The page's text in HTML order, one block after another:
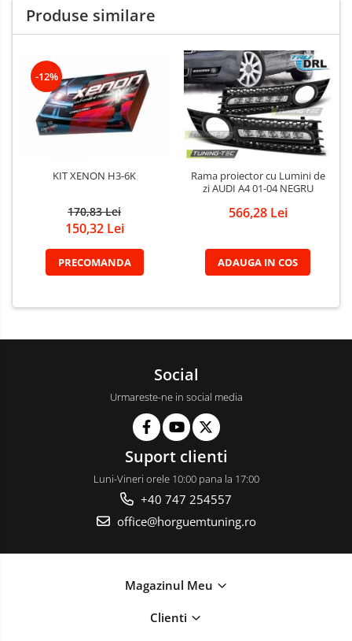
Produse similare
-12%
KIT XENON H3-6K
170,83 Lei
150,32 Lei
PRECOMANDA
Rama proiector cu Lumini de
zi AUDI A4 01-04 NEGRU
566,28 Lei
ADAUGA IN COS
Social
Urmareste-ne in social media
Suport clienti
Luni-Vineri orele 10:00 pana la 17:00
+40 747 254557
office@horguemtuning.ro
Magazinul Meu
Clienti